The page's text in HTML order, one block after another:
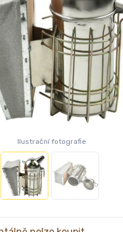
Ilustrační fotografie